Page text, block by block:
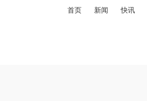
首页 新闻 快讯